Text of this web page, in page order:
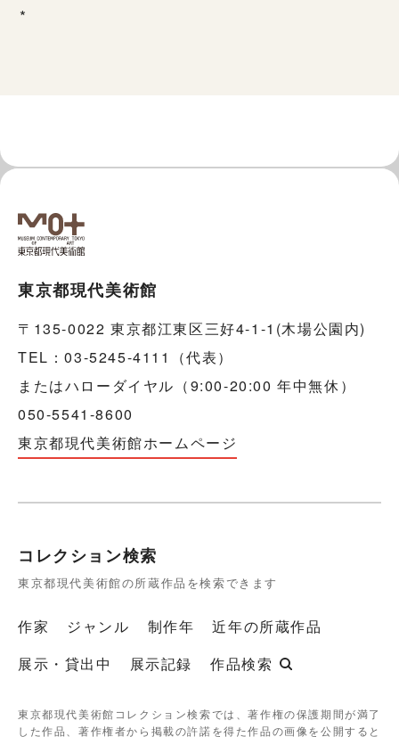
*
東京都現代美術館
〒135-0022 東京都江東区三好4-1-1(木場公園内)
TEL：03-5245-4111（代表）
またはハローダイヤル（9:00-20:00 年中無休）
050-5541-8600
東京都現代美術館ホームページ
コレクション検索
東京都現代美術館の所蔵作品を検索できます
作家 ジャンル 制作年
近年の所蔵作品
展示・貸出中
展示記録 作品検索
東京都現代美術館コレクション検索では、著作権の保護期間が満了
した作品、著作権者から掲載の許諾を得た作品の画像を公開すると